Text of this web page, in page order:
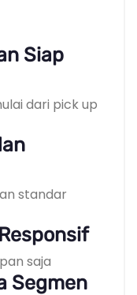
Siap
dari pick up
standar
saja
Segmen